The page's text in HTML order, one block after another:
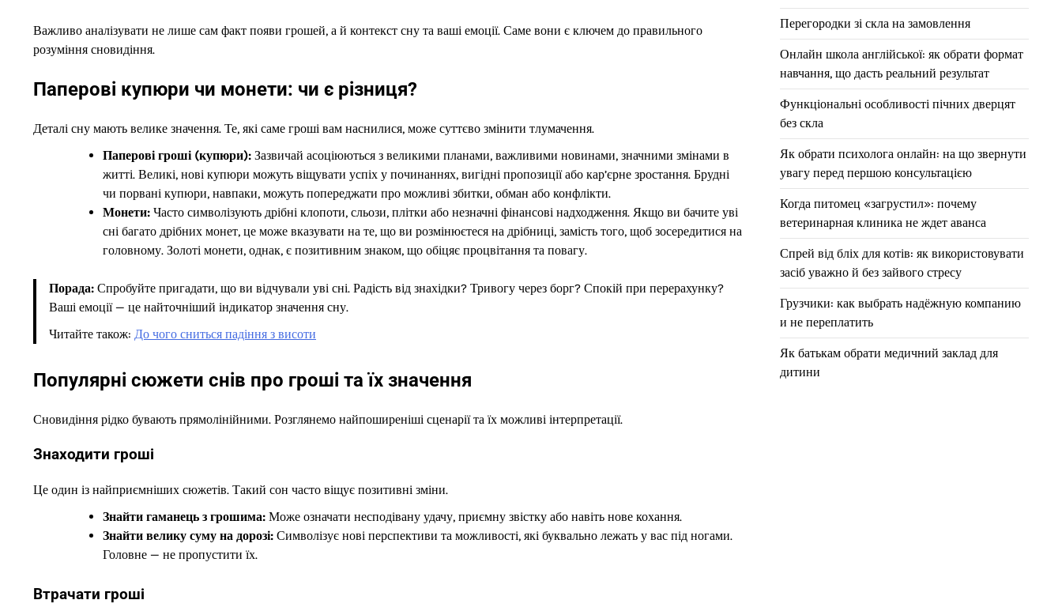
Важливо аналізувати не лише сам факт появи грошей, а й контекст сну та ваші емоції. Саме вони є ключем до правильного
розуміння сновидіння.
Паперові купюри чи монети: чи є різниця?
Деталі сну мають велике значення. Те, які саме гроші вам наснилися, може суттєво змінити тлумачення.
Паперові гроші (купюри): Зазвичай асоціюються з великими планами, важливими новинами, значними змінами в
житті. Великі, нові купюри можуть віщувати успіх у починаннях, вигідні пропозиції або кар’єрне зростання. Брудні
чи порвані купюри, навпаки, можуть попереджати про можливі збитки, обман або конфлікти.
Монети: Часто символізують дрібні клопоти, сльози, плітки або незначні фінансові надходження. Якщо ви бачите уві
сні багато дрібних монет, це може вказувати на те, що ви розмінюєтеся на дрібниці, замість того, щоб зосередитися на
головному. Золоті монети, однак, є позитивним знаком, що обіцяє процвітання та повагу.
Порада: Спробуйте пригадати, що ви відчували уві сні. Радість від знахідки? Тривогу через борг? Спокій при перерахунку?
Ваші емоції — це найточніший індикатор значення сну.
Читайте також: До чого сниться падіння з висоти
Популярні сюжети снів про гроші та їх значення
Сновидіння рідко бувають прямолінійними. Розглянемо найпоширеніші сценарії та їх можливі інтерпретації.
Знаходити гроші
Це один із найприємніших сюжетів. Такий сон часто віщує позитивні зміни.
Знайти гаманець з грошима: Може означати несподівану удачу, приємну звістку або навіть нове кохання.
Знайти велику суму на дорозі: Символізує нові перспективи та можливості, які буквально лежать у вас під ногами.
Головне — не пропустити їх.
Втрачати гроші
Перегородки зі скла на замовлення
Онлайн школа англійської: як обрати формат
навчання, що дасть реальний результат
Функціональні особливості пічних дверцят
без скла
Як обрати психолога онлайн: на що звернути
увагу перед першою консультацією
Когда питомец «загрустил»: почему
ветеринарная клиника не ждет аванса
Спрей від бліх для котів: як використовувати
засіб уважно й без зайвого стресу
Грузчики: как выбрать надёжную компанию
и не переплатить
Як батькам обрати медичний заклад для
дитини